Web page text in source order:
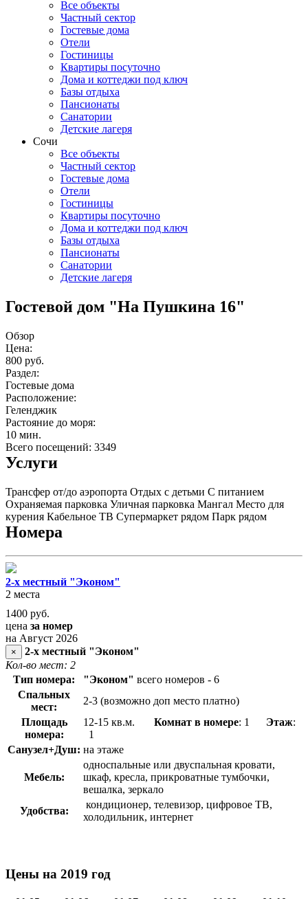
Все объекты
Частный сектор
Гостевые дома
Отели
Гостиницы
Квартиры посуточно
Дома и коттеджи под ключ
Базы отдыха
Пансионаты
Санатории
Детские лагеря
Сочи
Все объекты
Частный сектор
Гостевые дома
Отели
Гостиницы
Квартиры посуточно
Дома и коттеджи под ключ
Базы отдыха
Пансионаты
Санатории
Детские лагеря
Гостевой дом "На Пушкина 16"
Обзор
Цена:
800 руб.
Раздел:
Гостевые дома
Расположение:
Геленджик
Растояние до моря:
10 мин.
Всего посещений: 3349
Услуги
Трансфер от/до аэропорта Отдых с детьми С питанием
Охраняемая парковка Уличная парковка Мангал Место для
курения Кабельное ТВ Супермаркет рядом Парк рядом
Номера
2-х местный "Эконом"
2 места
1400 руб.
цена за номер
на Август 2026
×
2-х местный "Эконом"
Кол-во мест: 2
Тип номера:
"Эконом" всего номеров - 6
Спальных
мест:
2-3 (возможно доп место платно)
Площадь
номера:
12-15 кв.м. Комнат в номере: 1 Этаж:
1
Санузел+Душ: на этаже
Мебель:
односпальные или двуспальная кровати,
шкаф, кресла, прикроватные тумбочки,
вешалка, зеркало
Удобства:
кондиционер, телевизор, цифровое ТВ,
холодильник, интернет
Цены на 2019 год